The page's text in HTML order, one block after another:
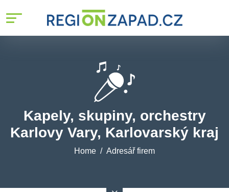
Kapely, skupiny, orchestry
Karlovy Vary, Karlovarský kraj
Home Adresář firem